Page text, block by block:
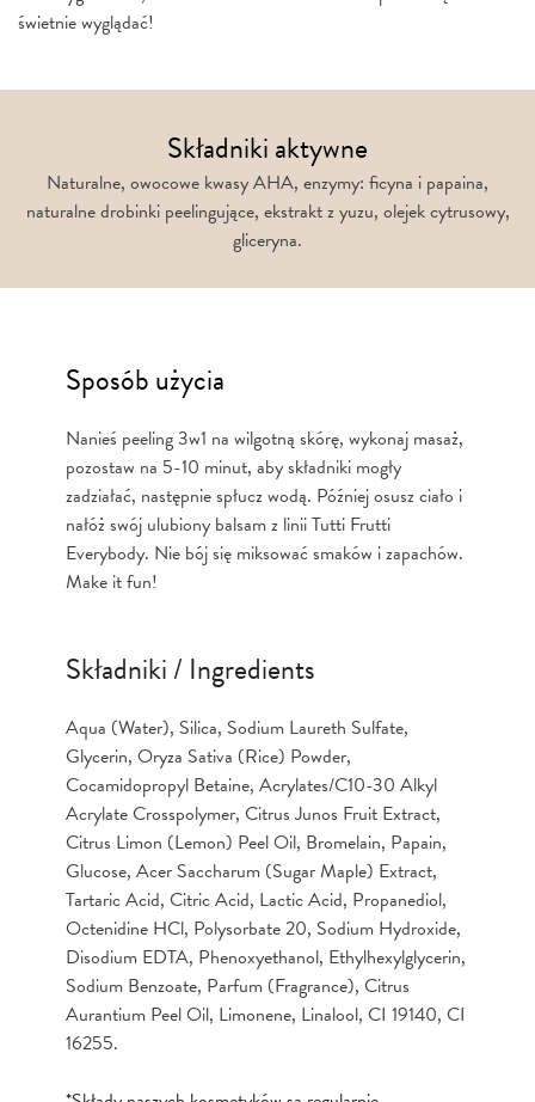
świetnie wyglądać!
Składniki aktywne
Naturalne, owocowe kwasy AHA, enzymy: ficyna i papaina,
naturalne drobinki peelingujące, ekstrakt z yuzu, olejek cytrusowy,
gliceryna.
Sposób użycia
Nanieś peeling 3w1 na wilgotną skórę, wykonaj masaż,
pozostaw na 5-10 minut, aby składniki mogły
zadziałać, następnie spłucz wodą. Później osusz ciało i
nałóż swój ulubiony balsam z linii Tutti Frutti
Everybody. Nie bój się miksować smaków i zapachów.
Make it fun!
Składniki / Ingredients
Aqua (Water), Silica, Sodium Laureth Sulfate,
Glycerin, Oryza Sativa (Rice) Powder,
Cocamidopropyl Betaine, Acrylates/C10-30 Alkyl
Acrylate Crosspolymer, Citrus Junos Fruit Extract,
Citrus Limon (Lemon) Peel Oil, Bromelain, Papain,
Glucose, Acer Saccharum (Sugar Maple) Extract,
Tartaric Acid, Citric Acid, Lactic Acid, Propanediol,
Octenidine HCl, Polysorbate 20, Sodium Hydroxide,
Disodium EDTA, Phenoxyethanol, Ethylhexylglycerin,
Sodium Benzoate, Parfum (Fragrance), Citrus
Aurantium Peel Oil, Limonene, Linalool, CI 19140, CI
16255.